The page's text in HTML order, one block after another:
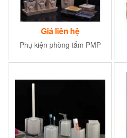
Giá liên hệ
Phụ kiện phòng tắm PMP